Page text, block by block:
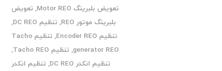
تعویض بلبرینگ Motor REO
, تعویض
بلبرینگ موتور REO
, تنظیم DC REO
,
تنظیم Encoder REO
,
تنظیم Tacho
generator REO
, تنظیم Tacho REO
,
تنظیم انکدر DC REO
, تنظیم انکدر